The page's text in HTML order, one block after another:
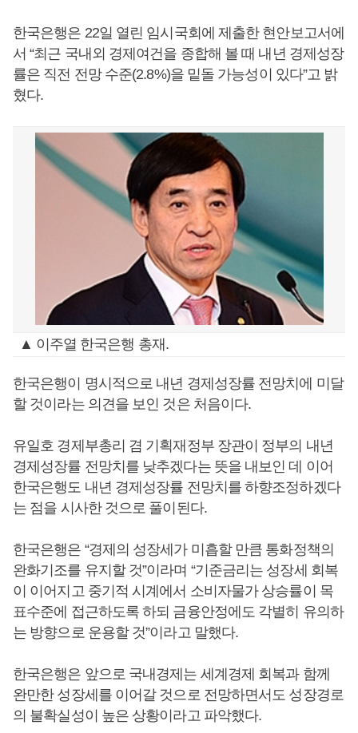
한국은행은 22일 열린 임시국회에 제출한 현안보고서에
서 “최근 국내외 경제여건을 종합해 볼 때 내년 경제성장
률은 직전 전망 수준(2.8%)을 밑돌 가능성이 있다”고 밝
혔다.
▲ 이주열 한국은행 총재.
한국은행이 명시적으로 내년 경제성장률 전망치에 미달
할 것이라는 의견을 보인 것은 처음이다.
유일호 경제부총리 겸 기획재정부 장관이 정부의 내년
경제성장률 전망치를 낮추겠다는 뜻을 내보인 데 이어
한국은행도 내년 경제성장률 전망치를 하향조정하겠다
는 점을 시사한 것으로 풀이된다.
한국은행은 “경제의 성장세가 미흡할 만큼 통화정책의
완화기조를 유지할 것”이라며 “기준금리는 성장세 회복
이 이어지고 중기적 시계에서 소비자물가 상승률이 목
표수준에 접근하도록 하되 금융안정에도 각별히 유의하
는 방향으로 운용할 것”이라고 말했다.
한국은행은 앞으로 국내경제는 세계경제 회복과 함께
완만한 성장세를 이어갈 것으로 전망하면서도 성장경로
의 불확실성이 높은 상황이라고 파악했다.